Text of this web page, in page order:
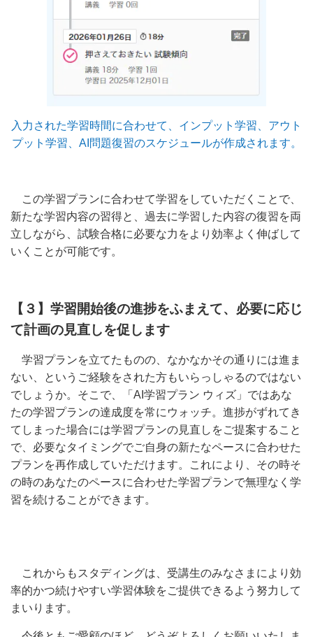
入力された学習時間に合わせて、インプット学習、アウト
プット学習、AI問題復習のスケジュールが作成されます。
この学習プランに合わせて学習をしていただくことで、
新たな学習内容の習得と、過去に学習した内容の復習を両
立しながら、試験合格に必要な力をより効率よく伸ばして
いくことが可能です。
【３】学習開始後の進捗をふまえて、必要に応じ
て計画の見直しを促します
学習プランを立てたものの、なかなかその通りには進ま
ない、というご経験をされた方もいらっしゃるのではない
でしょうか。そこで、「AI学習プラン ウィズ」ではあな
たの学習プランの達成度を常にウォッチ。進捗がずれてき
てしまった場合には学習プランの見直しをご提案すること
で、必要なタイミングでご自身の新たなペースに合わせた
プランを再作成していただけます。これにより、その時そ
の時のあなたのペースに合わせた学習プランで無理なく学
習を続けることができます。
これからもスタディングは、受講生のみなさまにより効
率的かつ続けやすい学習体験をご提供できるよう努力して
まいります。